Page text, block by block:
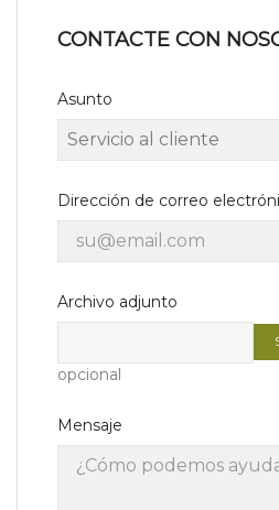
CONTACTE CON
Asunto
Dirección de correo
Archivo adjunto
opcional
Mensaje